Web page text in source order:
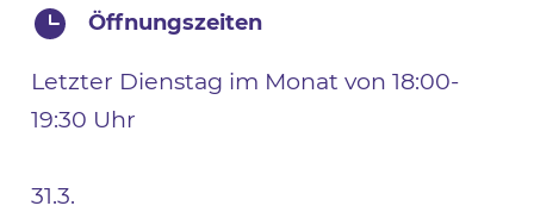
Öffnungszeiten
Letzter Dienstag im Monat von 18:00-
19:30 Uhr
31.3.